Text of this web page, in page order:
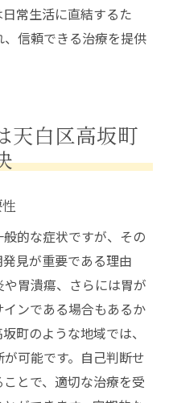
常生活に直結するた
信頼できる治療を提供
天白区高坂町
的な症状ですが、その
見が重要である理由
胃潰瘍、さらには胃が
ンである場合もあるか
町のような地域では、
可能です。自己判断せ
とで、適切な治療を受